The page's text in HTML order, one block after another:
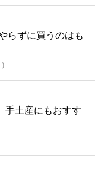
らずに買うのはも
)
手土産にもおすす